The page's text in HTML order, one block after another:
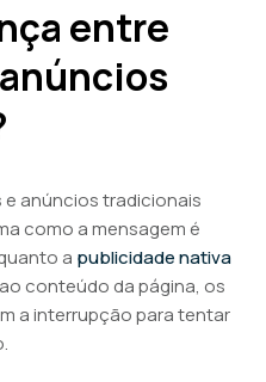
entre
e anúncios tradicionais
como a mensagem é
a publicidade nativa
conteúdo da página, os
a interrupção para tentar